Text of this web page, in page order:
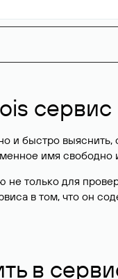
сервис
и быстро
имя
не только для
в том, что он
в